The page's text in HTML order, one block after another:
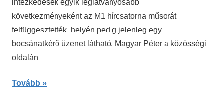
intézkedések egyik leglátványosabb
következményeként az M1 hírcsatorna műsorát
felfüggesztették, helyén pedig jelenleg egy
bocsánatkérő üzenet látható. Magyar Péter a közösségi
oldalán
Tovább